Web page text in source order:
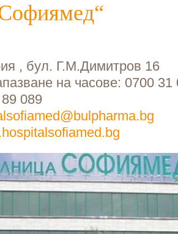
, бул. Г.М.Димитров 16
на часове: 0700
089